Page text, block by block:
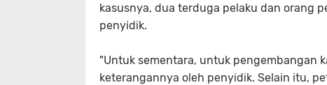
kasusnya, dua terduga pelaku dan orang
penyidik.
"Untuk sementara, untuk pengembangan
keterangannya oleh penyidik. Selain itu,